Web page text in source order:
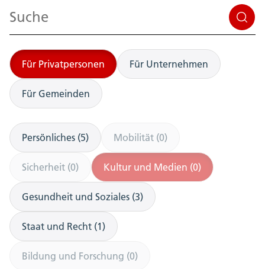
Suchen
Für Privatpersonen Für Unternehmen
Für Gemeinden
Persönliches (5) Mobilität (0)
Sicherheit (0) Kultur und Medien (0)
Gesundheit und Soziales (3)
Staat und Recht (1)
Bildung und Forschung (0)